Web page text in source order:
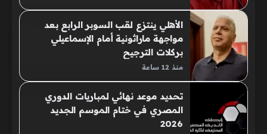
الأهلي ينتزع لقب السوبر الرابع بعد
مواجهة ماراثونية أمام الإسماعيلي
بركلات الترجيح
منذ 12 ساعة
تحديد موعد نهائي لمباريات الدوري
المصري في ختام الموسم الجديد
2026